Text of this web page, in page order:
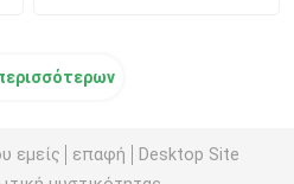
εμείς επαφή
Desktop Site